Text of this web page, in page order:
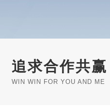
追求合作共赢
WIN WIN FOR YOU AND ME